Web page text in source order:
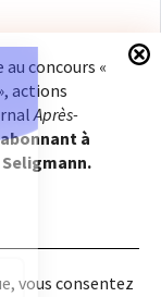
vous
de
vous
concours «
actions
Après-
à
vous consentez